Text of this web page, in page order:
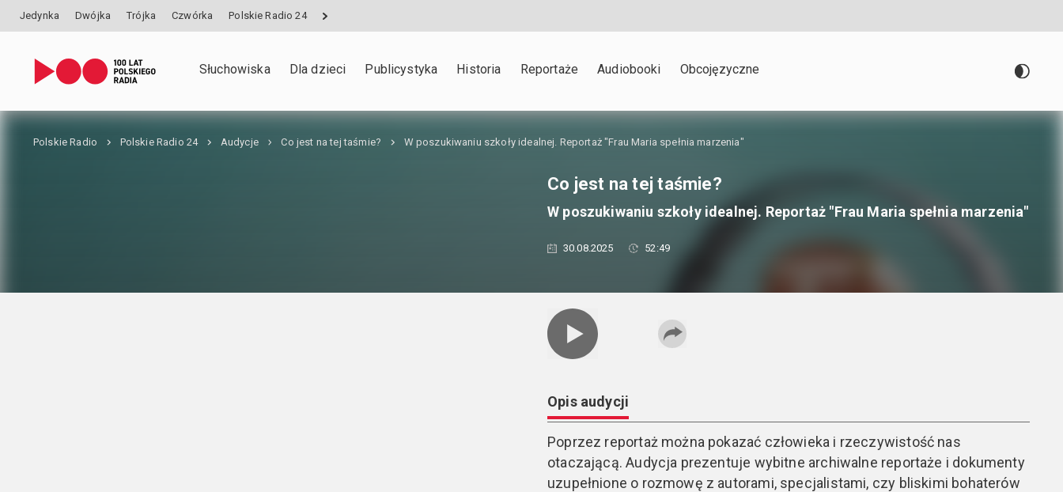
Jedynka Dwójka Trójka Czwórka Polskie Radio 24
Słuchowiska Dla dzieci Publicystyka Historia Reportaże Audiobooki Obcojęzyczne
Polskie Radio Polskie Radio 24 Audycje Co jest na tej taśmie? W poszukiwaniu szkoły idealnej. Reportaż "Frau Maria spełnia marzenia"
Co jest na tej taśmie?
W poszukiwaniu szkoły idealnej. Reportaż "Frau Maria spełnia marzenia"
30.08.2025 52:49
Opis audycji
Poprzez reportaż można pokazać człowieka i rzeczywistość nas
otaczającą. Audycja prezentuje wybitne archiwalne reportaże i dokumenty
uzupełnione o rozmowę z autorami, specjalistami, czy bliskimi bohaterów